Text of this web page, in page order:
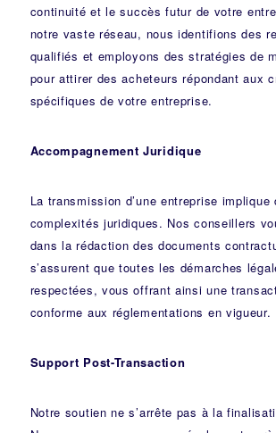
continuité et le succès futur de votre
notre vaste réseau, nous identifions des
qualifiés et employons des stratégies de
pour attirer des acheteurs répondant aux
spécifiques de votre entreprise.
Accompagnement Juridique
La transmission d’une entreprise implique
complexités juridiques. Nosconseillers
dans la rédaction des documents
s’assurent que toutes les démarches
respectées, vous offrant ainsi une
conforme aux réglementations en vigueur.
Support Post-Transaction
Notre soutien ne s’arrête pas à la